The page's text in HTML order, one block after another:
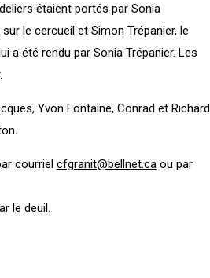
étaient portés par Sonia
le cercueil et Simon Trépanier, le
a été rendu par Sonia Trépanier. Les
Yvon Fontaine, Conrad et Richard
courriel cfgranit@bellnet.caou par
le deuil.